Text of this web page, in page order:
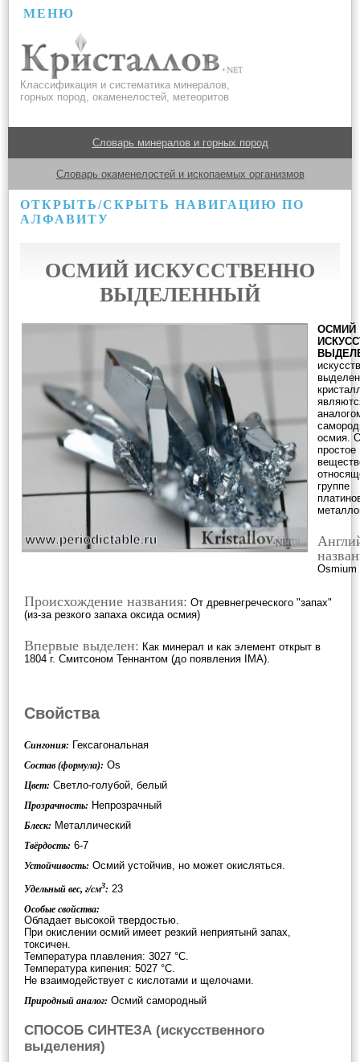
МЕНЮ
Классификация и систематика минералов,
горных пород, окаменелостей, метеоритов
Словарь минералов и горных пород
Словарь окаменелостей и ископаемых организмов
ОТКРЫТЬ/СКРЫТЬ НАВИГАЦИЮ ПО
АЛФАВИТУ
ОСМИЙ ИСКУССТВЕННО
ВЫДЕЛЕННЫЙ
ОСМИЙ
осмия.
простое
группе
Osmium
Происхождение названия: От древнегреческого "запах"
(из-за резкого запаха оксида осмия)
Впервые выделен: Как минерал и как элемент открыт в
1804 г. Смитсоном Теннантом (до появления IMA).
Свойства
Сингония: Гексагональная
Состав (формула): Os
Цвет: Светло-голубой, белый
Прозрачность: Непрозрачный
Блеск: Металлический
Твёрдость: 6-7
Устойчивость: Осмий устойчив, но может окисляться.
Удельный вес, г/см3: 23
Особые свойства:
Обладает высокой твердостью.
При окислении осмий имеет резкий неприятынй запах,
токсичен.
Температура плавления: 3027 °C.
Температура кипения: 5027 °C.
Не взаимодействует с кислотами и щелочами.
Природный аналог: Осмий самородный
СПОСОБ СИНТЕЗА (искусственного
выделения)